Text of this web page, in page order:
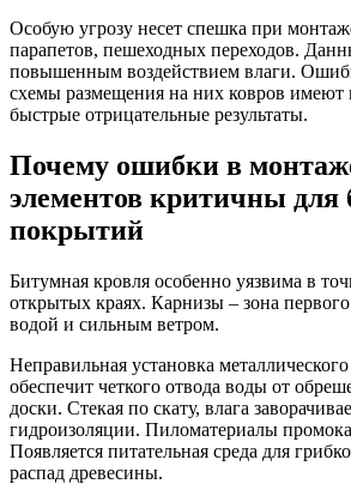
Особую угрозу несет спешка при
парапетов, пешеходных переходов.
повышенным воздействием влаги.
схемы размещения на них ковров имеют
быстрые отрицательные результаты.
Почему ошибки в
элементов критичны
покрытий
Битумная кровля особенно уязвима в
открытых краях. Карнизы – зона
водой и сильным ветром.
Неправильная установка
обеспечит четкого отвода воды от
доски. Стекая по скату, влага
гидроизоляции. Пиломатериалы
Появляется питательная среда для
распад древесины.